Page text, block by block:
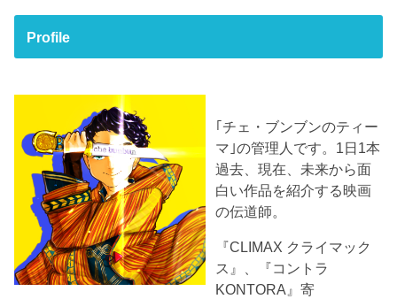
Profile
｢チェ・ブンブンのティー
マ｣の管理人です。1日1本
過去、現在、未来から面
白い作品を紹介する映画
の伝道師。
『CLIMAX クライマック
ス』、『コントラ
KONTORA』寄